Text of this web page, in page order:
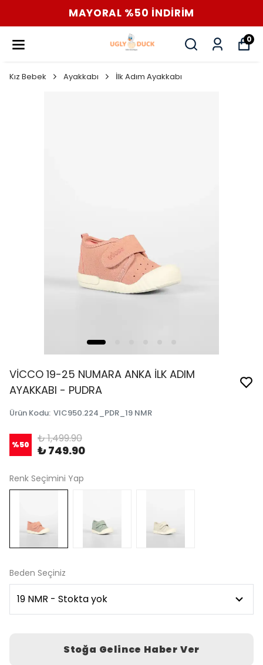
MAYORAL %50 İNDİRİM
0
Kız Bebek Ayakkabı İlk Adım Ayakkabı
VİCCO 19-25 NUMARA ANKA İLK ADIM
AYAKKABI - PUDRA
Ürün Kodu: VIC950.224_PDR_19 NMR
%50 ₺ 1,499.90
₺ 749.90
Renk Seçimini Yap
Beden Seçiniz
Stoğa Gelince Haber Ver